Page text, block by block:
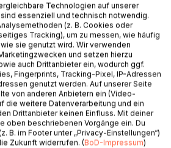
2012 als Blog-Projekt von Lisa
noch unter dem Namen
es sich über die Jahre zu
geschriebene Wort lebt: In Poesie
fürs Herz.
Texte umfassen einen
(2014-2019) und symbolisieren
Wachstum durch die Wellen des
Liebe, von Hoffnung, von Verlust
Technologien auf unserer
essenziell und technisch notwendig.
(z. B. Cookies oder
Tracking), um zu messen, wie häufig
sie genutzt wird. Wir verwenden
und setzen hierzu
auch Drittanbieter ein, wodurch ggf.
Fingerprints, Tracking-Pixel, IP-Adressen
genutzt werden. Auf unserer Seite
von anderen Anbietern ein (Video-
die weitere Datenverarbeitung und ein
Drittanbieter keinen Einfluss. Mit deiner
oben beschriebenen Vorgänge ein. Du
B. im Footer unter „Privacy-Einstellungen“)
Zukunft widerrufen. (BoD-Impressum)